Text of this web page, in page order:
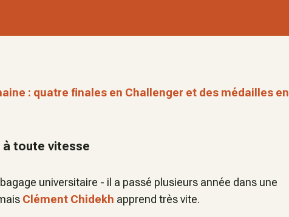
: quatre finales en Challenger et des médailles en
à toute vitesse
universitaire - il a passé plusieurs année dans une
Clément Chidekh apprend très vite.